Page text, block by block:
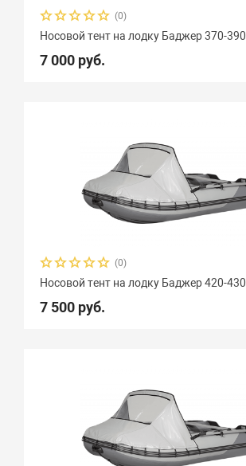
(0)
Носовой тент на лодку Баджер 370-390
7 000 руб.
(0)
Носовой тент на лодку Баджер 420-430
7 500 руб.